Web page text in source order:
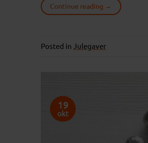
Continue reading →
Posted in Julegaver
19
okt